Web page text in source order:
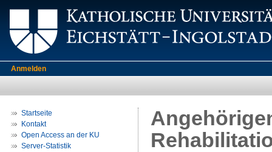
Anmelden
Startseite
Kontakt
Open Access an der KU
Server-Statistik